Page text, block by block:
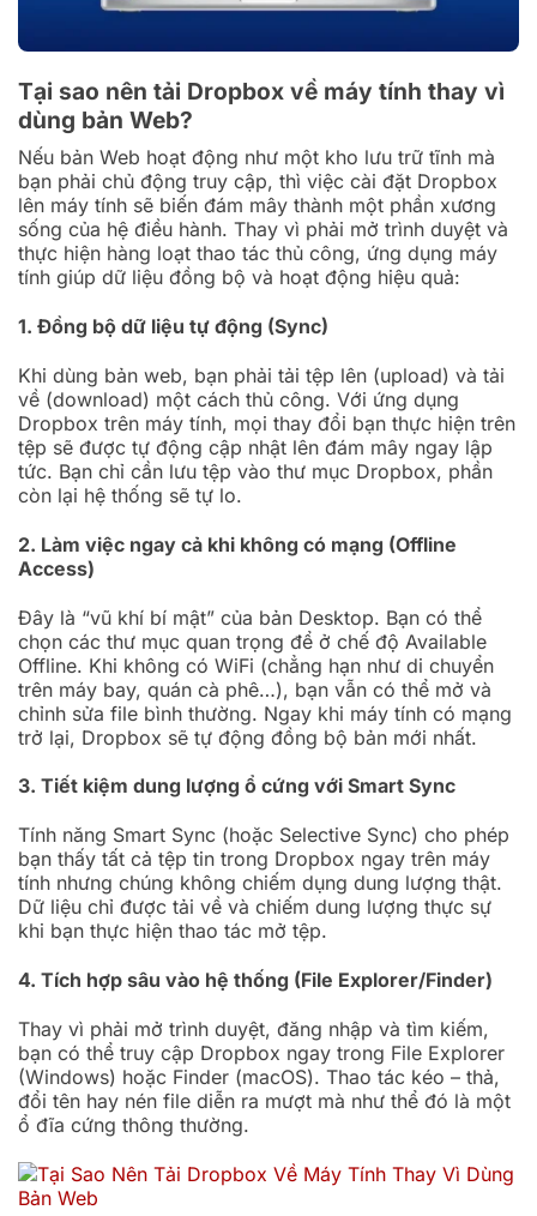
Tại sao nên tải Dropbox về máy tính thay vì
dùng bản Web?
Nếu bản Web hoạt động như một kho lưu trữ tĩnh mà
bạn phải chủ động truy cập, thì việc cài đặt Dropbox
lên máy tính sẽ biến đám mây thành một phần xương
sống của hệ điều hành. Thay vì phải mở trình duyệt và
thực hiện hàng loạt thao tác thủ công, ứng dụng máy
tính giúp dữ liệu đồng bộ và hoạt động hiệu quả:
1. Đồng bộ dữ liệu tự động (Sync)
Khi dùng bản web, bạn phải tải tệp lên (upload) và tải
về (download) một cách thủ công. Với ứng dụng
Dropbox trên máy tính, mọi thay đổi bạn thực hiện trên
tệp sẽ được tự động cập nhật lên đám mây ngay lập
tức. Bạn chỉ cần lưu tệp vào thư mục Dropbox, phần
còn lại hệ thống sẽ tự lo.
2. Làm việc ngay cả khi không có mạng (Offline
Access)
Đây là “vũ khí bí mật” của bản Desktop. Bạn có thể
chọn các thư mục quan trọng để ở chế độ Available
Offline. Khi không có WiFi (chẳng hạn như di chuyển
trên máy bay, quán cà phê…), bạn vẫn có thể mở và
chỉnh sửa file bình thường. Ngay khi máy tính có mạng
trở lại, Dropbox sẽ tự động đồng bộ bản mới nhất.
3. Tiết kiệm dung lượng ổ cứng với Smart Sync
Tính năng Smart Sync (hoặc Selective Sync) cho phép
bạn thấy tất cả tệp tin trong Dropbox ngay trên máy
tính nhưng chúng không chiếm dụng dung lượng thật.
Dữ liệu chỉ được tải về và chiếm dung lượng thực sự
khi bạn thực hiện thao tác mở tệp.
4. Tích hợp sâu vào hệ thống (File Explorer/Finder)
Thay vì phải mở trình duyệt, đăng nhập và tìm kiếm,
bạn có thể truy cập Dropbox ngay trong File Explorer
(Windows) hoặc Finder (macOS). Thao tác kéo – thả,
đổi tên hay nén file diễn ra mượt mà như thể đó là một
ổ đĩa cứng thông thường.